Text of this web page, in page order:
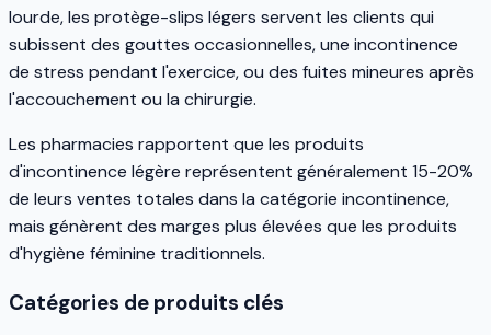
lourde, les protège-slips légers servent les clients qui
subissent des gouttes occasionnelles, une incontinence
de stress pendant l'exercice, ou des fuites mineures après
l'accouchement ou la chirurgie.
Les pharmacies rapportent que les produits
d'incontinence légère représentent généralement 15-20%
de leurs ventes totales dans la catégorie incontinence,
mais génèrent des marges plus élevées que les produits
d'hygiène féminine traditionnels.
Catégories de produits clés